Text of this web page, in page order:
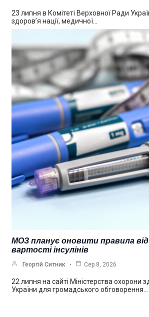
23 липня в Комітеті Верховної Ради
здоров’я нації, медичної…
МОЗ планує оновити правила
вартості інсулінів
Георгій Ситник Сер 8, 2026
22 липня на сайті Міністерства охорони
України для громадського обговорення…